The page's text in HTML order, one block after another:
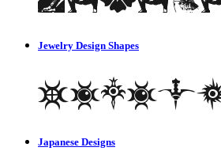
Jewelry Design Shapes
Japanese Designs